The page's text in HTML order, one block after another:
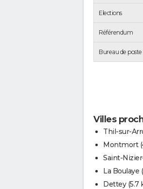
Elections
Référendum
Bureau de poste
Villes
Thil-sur-
Montmort
Saint-
La Boulaye
Dettey (5.7